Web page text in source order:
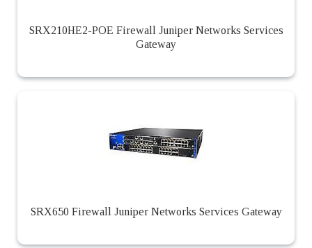
SRX210HE2-POE Firewall Juniper Networks Services
Gateway
SRX650 Firewall Juniper Networks Services Gateway